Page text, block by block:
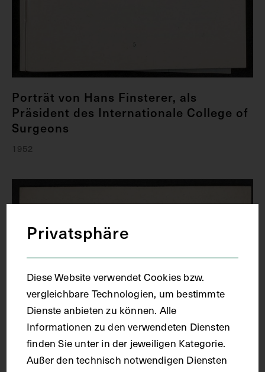
Porträt von Hans Finsterer, als
Präsident des Internationale College of
Surgeons
1952
Privatsphäre
Diese Website verwendet Cookies bzw.
vergleichbare Technologien, um bestimmte
Dienste anbieten zu können. Alle
Informationen zu den verwendeten Diensten
finden Sie unter in der jeweiligen Kategorie.
Außer den technisch notwendigen Diensten